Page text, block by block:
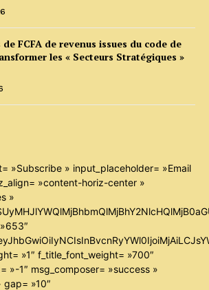
FCFA de revenus issues du code de
les « Secteurs Stratégiques »
»Subscribe » input_placeholder= »Email
»content-horiz-center »
»
»1″ f_title_font_weight= »700″
»-1″ msg_composer= »success »
gap= »10″